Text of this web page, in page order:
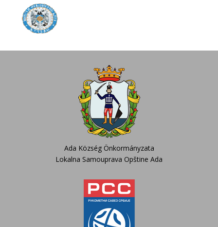
Ada Község Önkormányzata
Lokalna Samouprava Opštine Ada